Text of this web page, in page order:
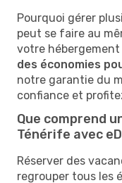
Pourquoi gérer
peut se faire au
votre hébergement
des économies
notre garantie du
confiance et
Que comprend
Ténérife avec
Réserver des
regrouper tous les